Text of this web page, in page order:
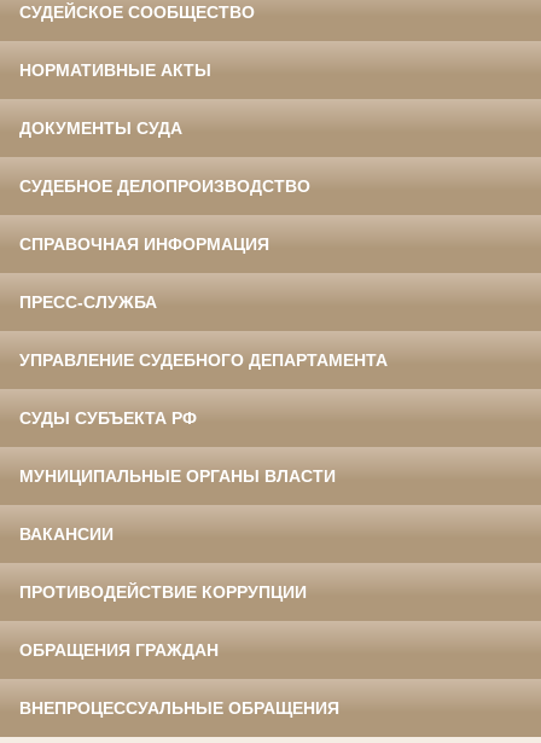
СУДЕЙСКОЕ СООБЩЕСТВО
НОРМАТИВНЫЕ АКТЫ
ДОКУМЕНТЫ СУДА
СУДЕБНОЕ ДЕЛОПРОИЗВОДСТВО
СПРАВОЧНАЯ ИНФОРМАЦИЯ
ПРЕСС-СЛУЖБА
УПРАВЛЕНИЕ СУДЕБНОГО ДЕПАРТАМЕНТА
СУДЫ СУБЪЕКТА РФ
МУНИЦИПАЛЬНЫЕ ОРГАНЫ ВЛАСТИ
ВАКАНСИИ
ПРОТИВОДЕЙСТВИЕ КОРРУПЦИИ
ОБРАЩЕНИЯ ГРАЖДАН
ВНЕПРОЦЕССУАЛЬНЫЕ ОБРАЩЕНИЯ